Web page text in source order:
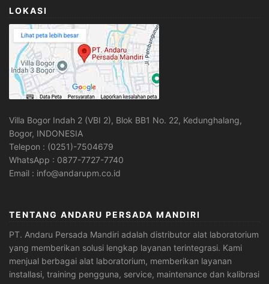
LOKASI
Villa Bogor Indah 2 (VBI 2), Blok BB1 No. 22, Kedunghalang,
Bogor, INDONESIA
Telepon : (0251)-7504679
WhatsApp : 0877-7727-7740
Email : info@andarupm.co.id
TENTANG ANDARU PERSADA MANDIRI
PT. Andaru Persada Mandiri adalah distributor alat laboratorium
yang memberikan solusi lengkap layanan terintegrasi. Kami
menjual berbagai alat laboratorium, memberikan layanan
installasi, training pengguna, service, maintenance dan kalibrasi